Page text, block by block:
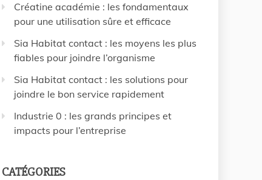
Créatine académie : les fondamentaux
pour une utilisation sûre et efficace
Sia Habitat contact : les moyens les plus
fiables pour joindre l’organisme
Sia Habitat contact : les solutions pour
joindre le bon service rapidement
Industrie 0 : les grands principes et
impacts pour l’entreprise
CATÉGORIES